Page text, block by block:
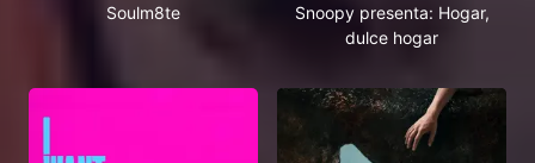
Soulm8te
Snoopy presenta: Hogar,
dulce hogar